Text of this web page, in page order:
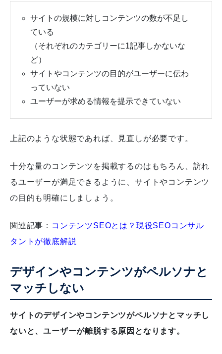
サイトの規模に対しコンテンツの数が不足し
ている
（それぞれのカテゴリーに1記事しかないな
ど）
サイトやコンテンツの目的がユーザーに伝わ
っていない
ユーザーが求める情報を提示できていない
上記のような状態であれば、見直しが必要です。
十分な量のコンテンツを掲載するのはもちろん、訪れ
るユーザーが満足できるように、サイトやコンテンツ
の目的も明確にしましょう。
関連記事： コンテンツSEOとは？現役SEOコンサル
タントが徹底解説
デザインやコンテンツがペルソナと
マッチしない
サイトのデザインやコンテンツがペルソナとマッチし
ないと、ユーザーが離脱する原因となります。